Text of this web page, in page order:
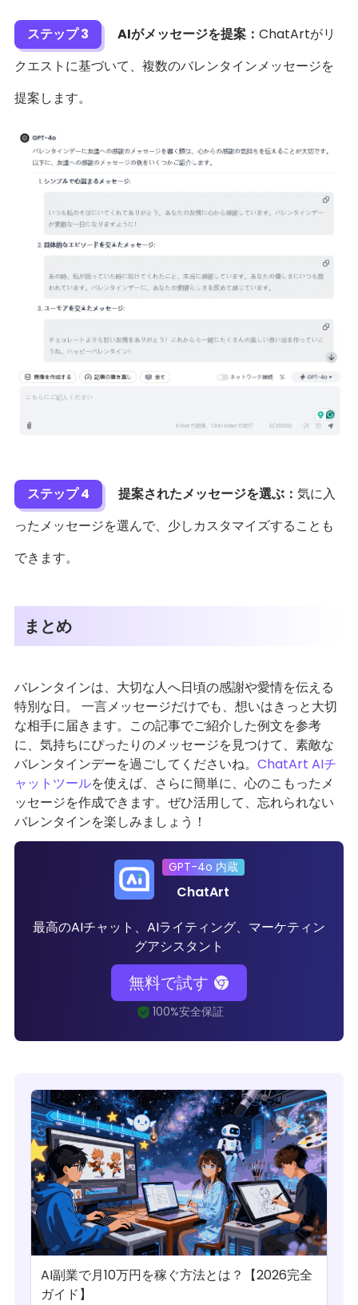
ステップ 3 AIがメッセージを提案： ChatArtがリ
クエストに基づいて、複数のバレンタインメッセージを
提案します。
ステップ 4 提案されたメッセージを選ぶ： 気に入
ったメッセージを選んで、少しカスタマイズすることも
できます。
まとめ
バレンタインは、大切な人へ日頃の感謝や愛情を伝える
特別な日。 一言メッセージだけでも、想いはきっと大切
な相手に届きます。この記事でご紹介した例文を参考
に、気持ちにぴったりのメッセージを見つけて、素敵な
バレンタインデーを過ごしてくださいね。 ChatArt AIチ
ャットツールを使えば、さらに簡単に、心のこもったメ
ッセージを作成できます。ぜひ活用して、忘れられない
バレンタインを楽しみましょう！
GPT-4o 内蔵
ChatArt
最高のAIチャット、AIライティング、マーケティン
グアシスタント
無料で試す
AI副業で月10万円を稼ぐ方法とは？【2026完全
ガイド】